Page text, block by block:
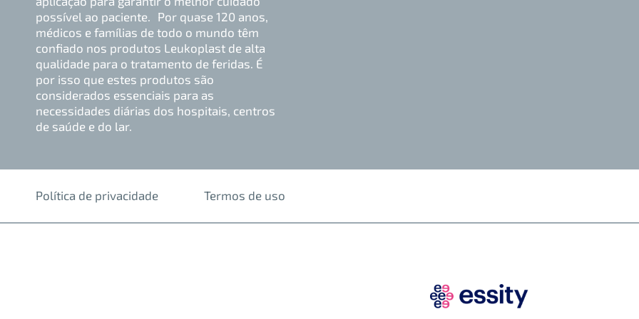
possível ao paciente. Por quase 120 anos,
médicos e famílias de todo o mundo têm
confiado nos produtos Leukoplast de alta
qualidade para o tratamento de feridas. É
por isso que estes produtos são
considerados essenciais para as
necessidades diárias dos hospitais, centros
de saúde e do lar.
Política de privacidade Termos de uso